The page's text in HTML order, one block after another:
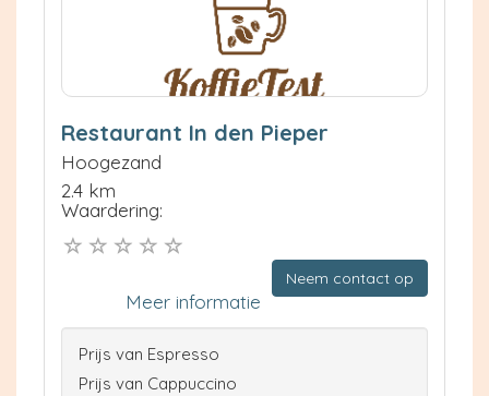
Restaurant In den Pieper
Hoogezand
2.4 km
Waardering:
Neem contact op
Meer informatie
Prijs van Espresso
Prijs van Cappuccino